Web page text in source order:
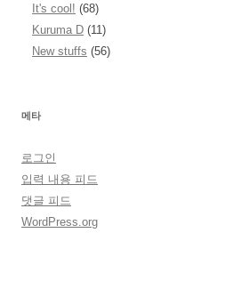
It's cool! (68)
Kuruma D (11)
New stuffs (56)
메타
로그인
입력 내용 피드
댓글 피드
WordPress.org